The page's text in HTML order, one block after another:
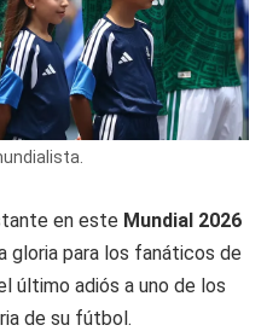
en este Mundial 2026
gloria para los fanáticos de
último adiós a uno de los
de su fútbol.